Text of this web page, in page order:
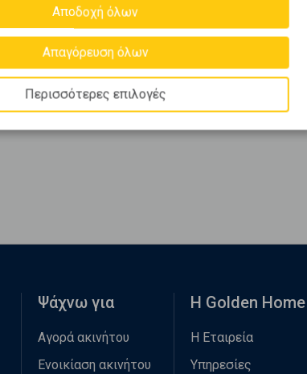
Αποδοχή όλων
Απαγόρευση όλων
Περισσότερες επιλογές
Ψάχνω για
Αγορά ακινήτου
Ενοικίαση ακινήτου
Η Golden Home
Η Εταιρεία
Υπηρεσίες